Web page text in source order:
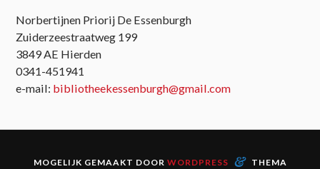
Norbertijnen Priorij De Essenburgh
Zuiderzeestraatweg 199
3849 AE Hierden
0341-451941
e-mail: bibliotheekessenburgh@gmail.com
MOGELIJK GEMAAKT DOOR WORDPRESS & THEMA